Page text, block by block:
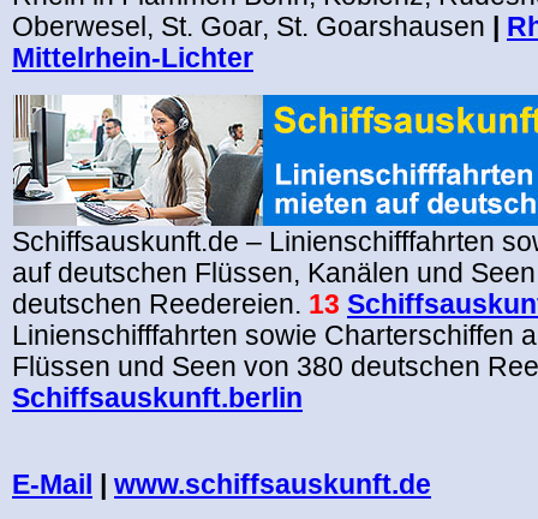
Oberwesel, St. Goar, St. Goarshausen
Mittelrhein-Lichter
Schiffsauskunft.de – Linienschifffahrten
auf deutschen Flüssen, Kanälen und
deutschen Reedereien. 13
Linienschifffahrten sowie Charterschiffen
Flüssen und Seen von 380 deutschen
Schiffsauskunft.berlin
E-Mail
www.schiffsauskunft.de